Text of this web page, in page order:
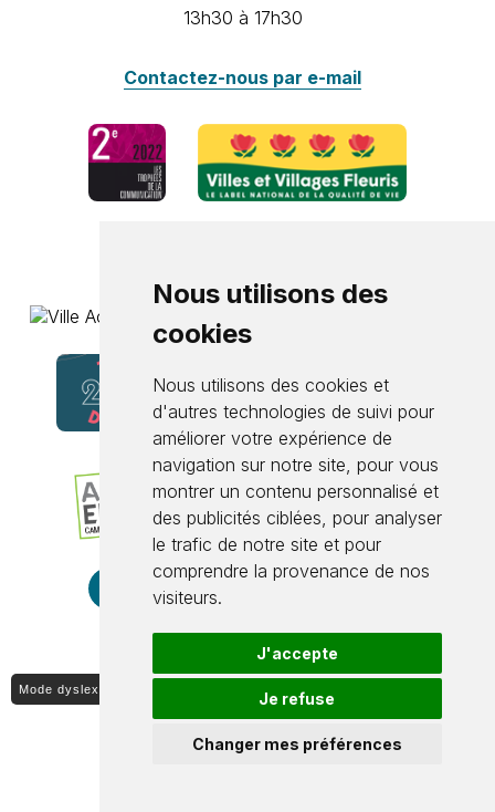
Nous utilisons des
cookies
Nous utilisons des cookies et
d'autres technologies de suivi pour
améliorer votre expérience de
navigation sur notre site, pour vous
montrer un contenu personnalisé et
des publicités ciblées, pour analyser
le trafic de notre site et pour
comprendre la provenance de nos
visiteurs.
J'accepte
Je refuse
Changer mes préférences
13h30 à 17h30
Contactez-nous par e-mail
Mode dyslexique ON / OFF